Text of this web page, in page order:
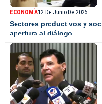
ECONOMÍA12 De Junio De 2026
Sectores productivos y
apertura al diálogo